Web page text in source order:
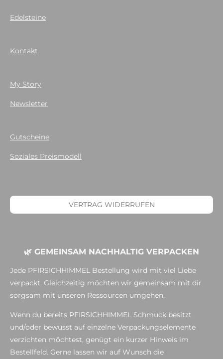
Edelsteine
Kontakt
My Story
Newsletter
Gutscheine
Soziales Preismodell
VERTRAG WIDERRUFEN
🌿 GEMEINSAM NACHHALTIG VERPACKEN
Jede PFIRSICHHIMMEL Bestellung wird mit viel Liebe
verpackt. Gleichzeitig möchten wir gemeinsam mit dir
sorgsam mit unseren Ressourcen umgehen.
Wenn du bereits PFIRSICHHIMMEL Schmuck besitzt
und/oder bewusst auf einzelne Verpackungselemente
verzichten möchtest, genügt ein kurzer Hinweis im
Bestellfeld. Gerne lassen wir auf Wunsch die